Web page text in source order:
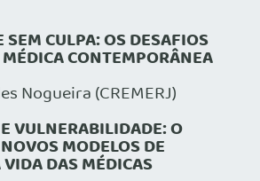
CULPA: OS DESAFIOS
CONTEMPORÂNEA
Nogueira (CREMERJ)
VULNERABILIDADE: O
MODELOS DE
DAS MÉDICAS